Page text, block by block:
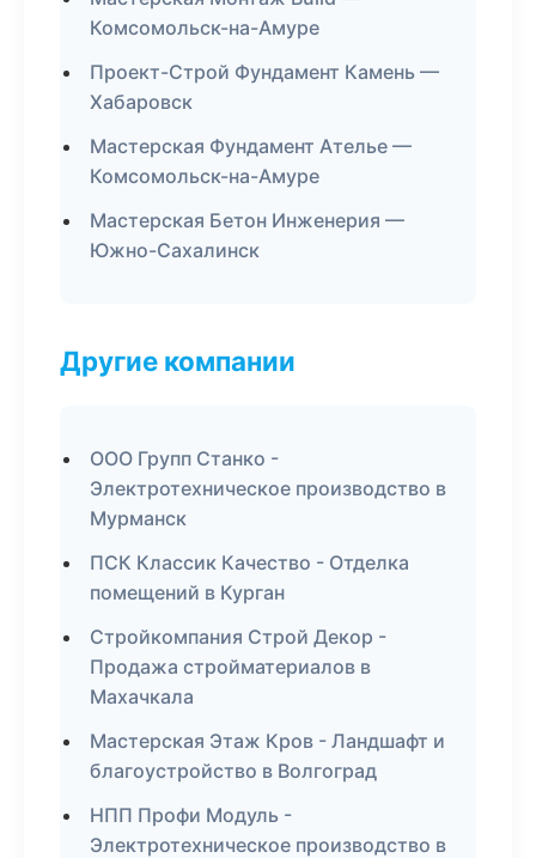
Комсомольск-на-Амуре
Проект-Строй Фундамент Камень —
Хабаровск
Мастерская Фундамент Ателье —
Комсомольск-на-Амуре
Мастерская Бетон Инженерия —
Южно-Сахалинск
Другие компании
ООО Групп Станко -
Электротехническое производство в
Мурманск
ПСК Классик Качество - Отделка
помещений в Курган
Стройкомпания Строй Декор -
Продажа стройматериалов в
Махачкала
Мастерская Этаж Кров - Ландшафт и
благоустройство в Волгоград
НПП Профи Модуль -
Электротехническое производство в